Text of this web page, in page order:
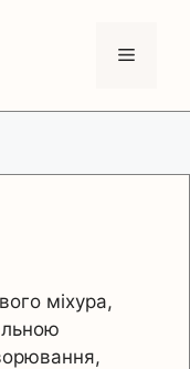
Меню
міхура,